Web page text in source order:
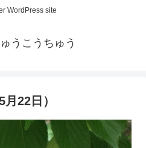
WordPress site
うこうちゅう
22日）